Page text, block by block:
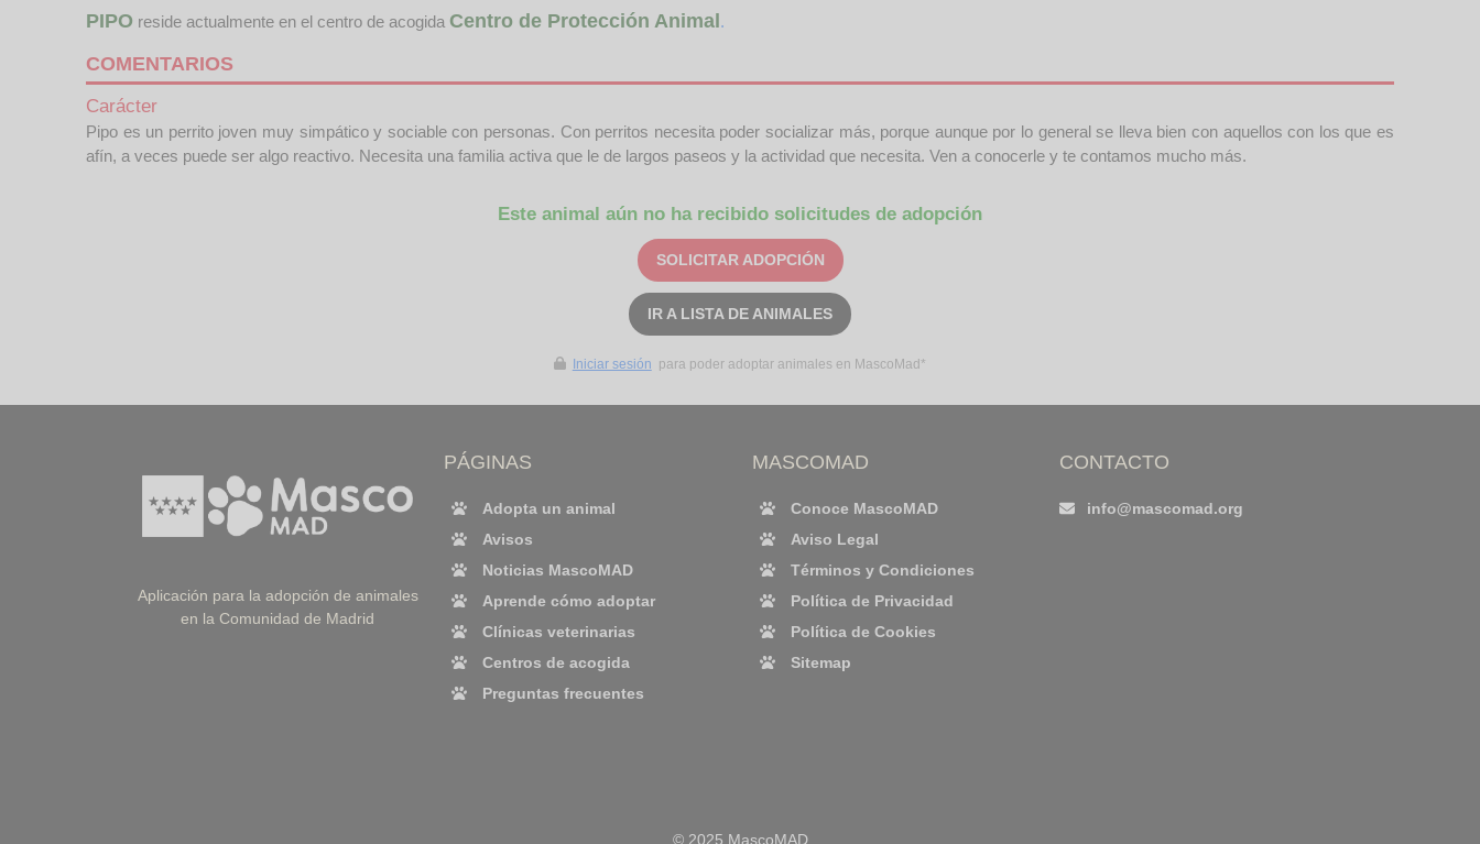
PIPO reside actualmente en el centro de acogida Centro de Protección Animal.
COMENTARIOS
Carácter
Pipo es un perrito joven muy simpático y sociable con personas. Con perritos necesita poder socializar más, porque aunque por lo general se lleva bien con aquellos con los que es
afín, a veces puede ser algo reactivo. Necesita una familia activa que le de largos paseos y la actividad que necesita. Ven a conocerle y te contamos mucho más.
Este animal aún no ha recibido solicitudes de adopción
SOLICITAR ADOPCIÓN
IR A LISTA DE ANIMALES
Iniciar sesión para poder adoptar animales en MascoMad*
Aplicación para la adopción de animales
en la Comunidad de Madrid
PÁGINAS
Adopta un animal
Avisos
Noticias MascoMAD
Aprende cómo adoptar
Clínicas veterinarias
Centros de acogida
Preguntas frecuentes
MASCOMAD
Conoce MascoMAD
Aviso Legal
Términos y Condiciones
Política de Privacidad
Política de Cookies
Sitemap
CONTACTO
info@mascomad.org
© 2025 MascoMAD